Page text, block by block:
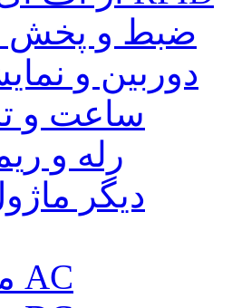
ضبط و پخش
دوربین و
ساعت و
رله و
دیگر
مبدل AC